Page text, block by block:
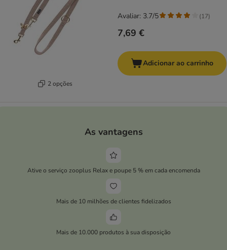
2 opções
7,69 €
Avaliar: 3.7/5 (17)
Adicionar ao carrinho
As vantagens
Ative o serviço zooplus Relax e poupe 5 % em cada encomenda
Mais de 10 milhões de clientes fidelizados
Mais de 10.000 produtos à sua disposição